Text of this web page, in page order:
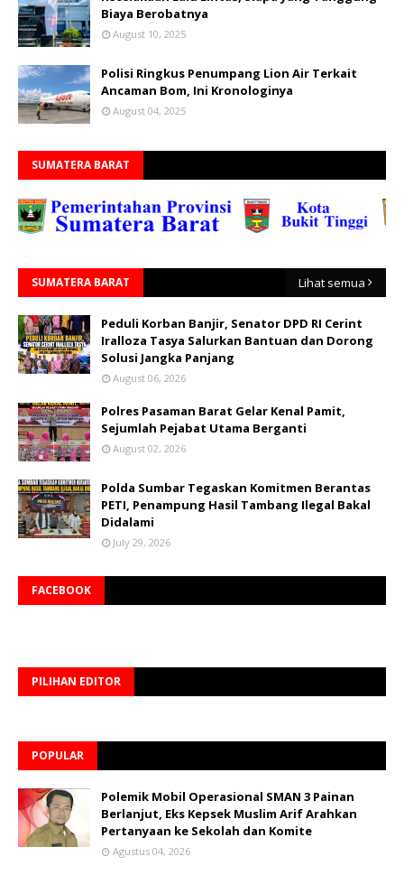
Biaya Berobatnya
August 10, 2025
Polisi Ringkus Penumpang Lion Air Terkait
Ancaman Bom, Ini Kronologinya
August 04, 2025
SUMATERA BARAT
SUMATERA BARAT Lihat semua
Peduli Korban Banjir, Senator DPD RI Cerint
Iralloza Tasya Salurkan Bantuan dan Dorong
Solusi Jangka Panjang
August 06, 2026
Polres Pasaman Barat Gelar Kenal Pamit,
Sejumlah Pejabat Utama Berganti
August 02, 2026
Polda Sumbar Tegaskan Komitmen Berantas
PETI, Penampung Hasil Tambang Ilegal Bakal
Didalami
July 29, 2026
FACEBOOK
PILIHAN EDITOR
POPULAR
Polemik Mobil Operasional SMAN 3 Painan
Berlanjut, Eks Kepsek Muslim Arif Arahkan
Pertanyaan ke Sekolah dan Komite
Agustus 04, 2026